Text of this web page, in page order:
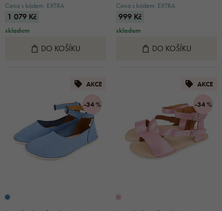
Cena s kódem: EXTRA
1 079 Kč
skladem
DO KOŠÍKU
Cena s kódem: EXTRA
999 Kč
skladem
DO KOŠÍKU
AKCE
-34 %
AKCE
-34 %